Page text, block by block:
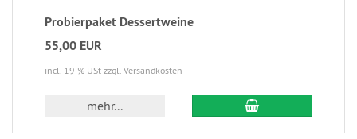
Probierpaket Dessertweine
55,00 EUR
incl. 19 % USt zzgl. Versandkosten
mehr...